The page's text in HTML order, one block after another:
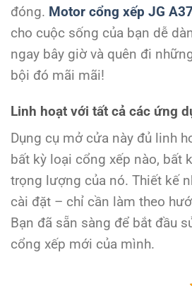
đóng. Motor cổng xếp JG
cho cuộc sống của bạn dễ
ngay bây giờ và quên đi
bội đó mãi mãi!
Linh hoạt với tất cả các ứng
Dụng cụ mở cửa này đủ linh
bất kỳ loại cổng xếp nào, bất
trọng lượng của nó. Thiết kế
cài đặt – chỉ cần làm theo
Bạn đã sẵn sàng để bắt đầu
cổng xếp mới của mình.